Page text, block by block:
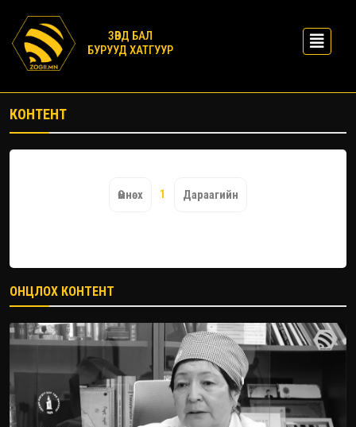
ЗӨВД БАЛ
БУРУУД ХАТГУУР
КОНТЕНТ
Өмнөх 1 Дараагийн
ОНЦЛОХ КОНТЕНТ